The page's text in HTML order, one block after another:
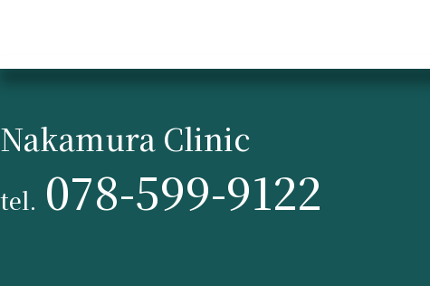
Nakamura Clinic
tel. 078-599-9122